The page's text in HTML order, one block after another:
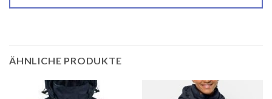
ÄHNLICHE PRODUKTE